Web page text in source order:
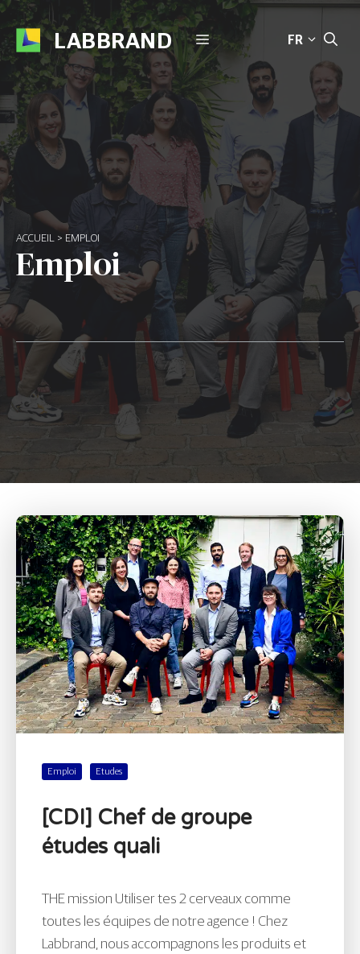
Aller
au
contenu
FR
LABBRAND MENU
ACCUEIL > EMPLOI
Emploi
Emploi Etudes
[CDI] Chef de groupe
études quali
THE mission Utiliser tes 2 cerveaux comme
toutes les équipes de notre agence ! Chez
Labbrand, nous accompagnons les produits et